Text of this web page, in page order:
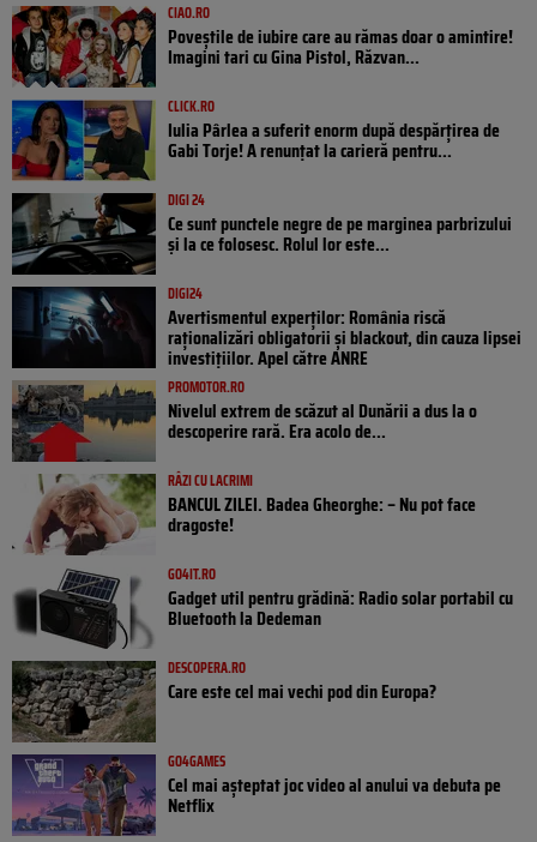
CIAO.RO
Poveştile de iubire care au rămas doar o amintire!
Imagini tari cu Gina Pistol, Răzvan...
CLICK.RO
Iulia Pârlea a suferit enorm după despărțirea de
Gabi Torje! A renunțat la carieră pentru...
DIGI 24
Ce sunt punctele negre de pe marginea parbrizului
și la ce folosesc. Rolul lor este...
DIGI24
Avertismentul experților: România riscă
raționalizări obligatorii și blackout, din cauza lipsei
investițiilor. Apel către ANRE
PROMOTOR.RO
Nivelul extrem de scăzut al Dunării a dus la o
descoperire rară. Era acolo de...
RÂZI CU LACRIMI
BANCUL ZILEI. Badea Gheorghe: – Nu pot face
dragoste!
GO4IT.RO
Gadget util pentru grădină: Radio solar portabil cu
Bluetooth la Dedeman
DESCOPERA.RO
Care este cel mai vechi pod din Europa?
GO4GAMES
Cel mai așteptat joc video al anului va debuta pe
Netflix